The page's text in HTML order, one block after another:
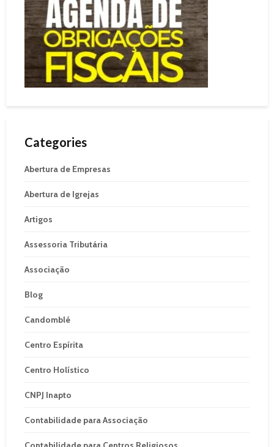
Categories
Abertura de Empresas
Abertura de Igrejas
Artigos
Assessoria Tributária
Associação
Blog
Candomblé
Centro Espírita
Centro Holístico
CNPJ Inapto
Contabilidade para Associação